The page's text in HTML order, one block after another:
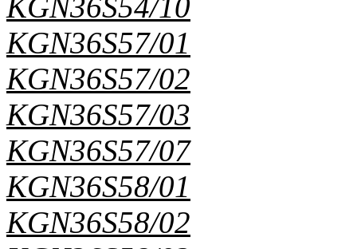
KGN36S57/01
KGN36S57/02
KGN36S57/03
KGN36S57/07
KGN36S58/01
KGN36S58/02